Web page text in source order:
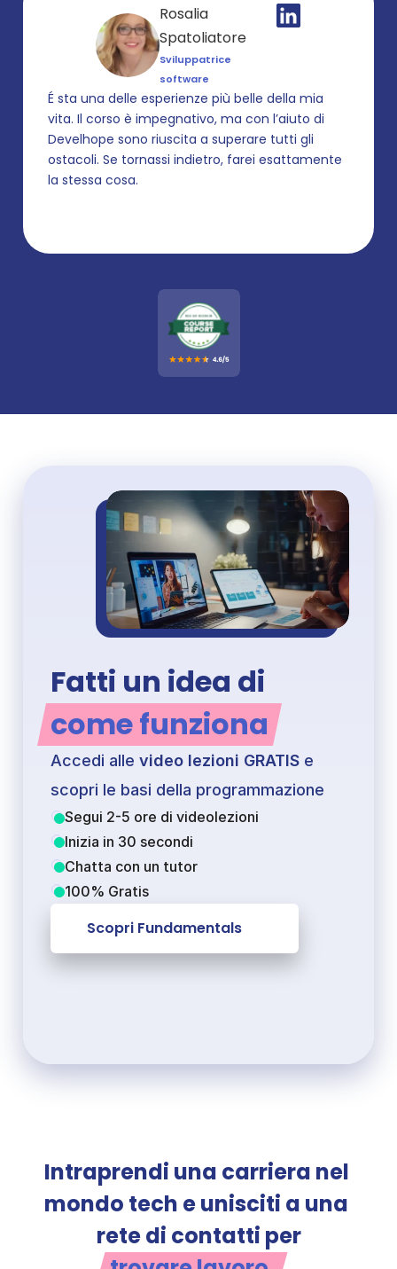
Rosalia
Spatoliatore
Sviluppatrice
software
É sta una delle esperienze più belle della mia
vita. Il corso è impegnativo, ma con l’aiuto di
Develhope sono riuscita a superare tutti gli
ostacoli. Se tornassi indietro, farei esattamente
la stessa cosa.
Fatti un idea di
come funziona
Accedi alle video lezioni GRATIS e
scopri le basi della programmazione
Segui 2-5 ore di videolezioni
Inizia in 30 secondi
Chatta con un tutor
100% Gratis
Scopri Fundamentals
Intraprendi una carriera nel
mondo tech e unisciti a una
rete di contatti per